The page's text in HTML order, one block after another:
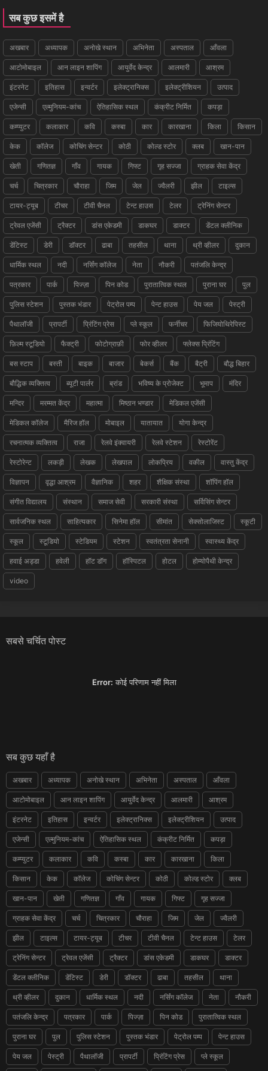
सब कुछ इसमें है
अखबार अध्यापक अनोखे स्थान अभिनेता अस्पताल आँवला
आटोमोबाइल आन लाइन शापिंग आयुर्वेद केन्द्र आलमारी आश्रम
इंटरनेट इतिहास इन्वर्टर इलेक्ट्रानिक्स इलेक्ट्रीशियन उत्पाद
एजेन्सी एल्मुनियम-कांच ऐतिहासिक स्थल कंक्रीट निर्मित कपड़ा
कम्प्युटर कलाकार कवि कस्बा कार कारखाना किला किसान
केक कॉलेज कोचिंग सेन्टर कोठी कोल्ड स्टोर क्लब खान-पान
खेती गणितज्ञ गाँव गायक गिफ्ट गृह सज्जा ग्राहक सेवा केंद्र
चर्च चित्रकार चौराहा जिम जेल ज्वैलरी झील टाइल्स
टायर-ट्यूब टीचर टीवी चैनल टेन्ट हाउस टेलर ट्रेनिंग सेन्टर
ट्रेवल एजेंसी ट्रैक्टर डांस एकेडमी डाकघर डाक्टर डेंटल क्लीनिक
डेंटिस्ट डेरी डॉक्टर ढाबा तहसील थाना थ्री व्हीलर दुकान
धार्मिक स्थल नदी नर्सिंग कॉलेज नेता नौकरी पतंजलि केन्द्र
पत्रकार पार्क पिज्ज़ा पिन कोड पुरातात्विक स्थल पुराना घर पुल
पुलिस स्टेशन पुस्तक भंडार पेट्रोल पम्प पेन्ट हाउस पेय जल पेस्ट्री
पैथालॉजी प्रापर्टी प्रिंटिंग प्रेस प्ले स्कूल फर्नीचर फिजियोथिरेपिस्ट
फ़िल्म स्टूडियो फैक्ट्री फोटोग्राफ़ी फोर व्हीलर फ्लेक्स प्रिंटिंग
बस स्टाप बस्ती बाइक बाजार बेकर्स बैंक बैट्री बौद्ध बिहार
बौद्धिक व्यक्तित्व ब्यूटी पार्लर ब्रांड भविष्य के प्रोजेक्ट भूमाप मंदिर
मन्दिर मरम्मत केंद्र महात्मा मिष्ठान भण्डार मेडिकल एजेंसी
मेडिकल कॉलेज मैरिज हॉल मोबाइल यातायात योगा केन्द्र
रचनात्मक व्यक्तित्व राजा रेलवे इंक्वायरी रेलवे स्टेशन रेस्टोरेंट
रेस्टोरेन्ट लकड़ी लेखक लेखपाल लोकप्रिय वकील वास्तु केंद्र
विज्ञापन वृद्धा आश्रम वैज्ञानिक शहर शैक्षिक संस्था शॉपिंग हॉल
संगीत विद्यालय संस्थान समाज सेवी सरकारी संस्था सर्विसिंग सेन्टर
सार्वजनिक स्थल साहित्यकार सिनेमा हॉल सीमांत सेक्सोलाजिस्ट स्कूटी
स्कूल स्टूडियो स्टेडियम स्टेशन स्वतंत्रता सेनानी स्वास्थ्य केंद्र
हवाई अड्डा हवेली हॉट डॉग हॉस्पिटल होटल होम्योपैथी केन्द्र
video
सबसे चर्चित पोस्ट
Error: कोई परिणाम नहीं मिला
सब कुछ यहाँ है
अखबार अध्यापक अनोखे स्थान अभिनेता अस्पताल आँवला
आटोमोबाइल आन लाइन शापिंग आयुर्वेद केन्द्र आलमारी आश्रम
इंटरनेट इतिहास इन्वर्टर इलेक्ट्रानिक्स इलेक्ट्रीशियन उत्पाद
एजेन्सी एल्मुनियम-कांच ऐतिहासिक स्थल कंक्रीट निर्मित कपड़ा
कम्प्युटर कलाकार कवि कस्बा कार कारखाना किला
किसान केक कॉलेज कोचिंग सेन्टर कोठी कोल्ड स्टोर क्लब
खान-पान खेती गणितज्ञ गाँव गायक गिफ्ट गृह सज्जा
ग्राहक सेवा केंद्र चर्च चित्रकार चौराहा जिम जेल ज्वैलरी
झील टाइल्स टायर-ट्यूब टीचर टीवी चैनल टेन्ट हाउस टेलर
ट्रेनिंग सेन्टर ट्रेवल एजेंसी ट्रैक्टर डांस एकेडमी डाकघर डाक्टर
डेंटल क्लीनिक डेंटिस्ट डेरी डॉक्टर ढाबा तहसील थाना
थ्री व्हीलर दुकान धार्मिक स्थल नदी नर्सिंग कॉलेज नेता नौकरी
पतंजलि केन्द्र पत्रकार पार्क पिज्ज़ा पिन कोड पुरातात्विक स्थल
पुराना घर पुल पुलिस स्टेशन पुस्तक भंडार पेट्रोल पम्प पेन्ट हाउस
पेय जल पेस्ट्री पैथालॉजी प्रापर्टी प्रिंटिंग प्रेस प्ले स्कूल